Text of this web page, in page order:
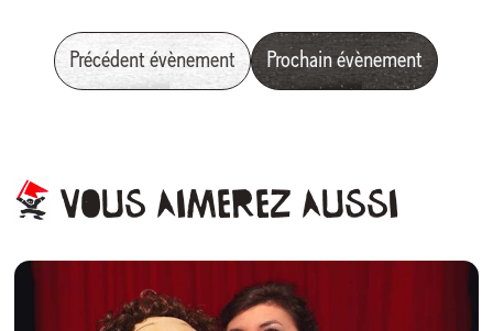
Précédent évènement Prochain évènement
Vous aimerez aussi